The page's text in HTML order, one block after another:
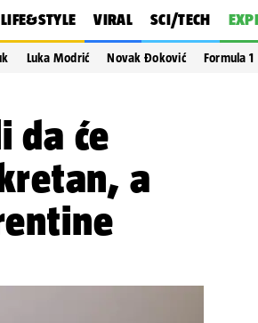
LIFE&STYLE VIRAL SCI/TECH
Luka Modrić Novak Đoković Formula 1
da će
a